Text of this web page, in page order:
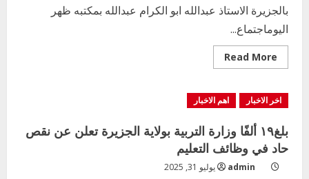
بالجزيرة الاستاذ عبدالله ابو الكرام عبدالله بمكتبه ظهر
اليوماجتماع...
Read More
more
العام
لوزارة
والتعليم
بالجزيرة
يجتمع
بمدير
العقارات
والادارة
اخر الاخبار اهم الاخبار
بلغ١٩ ألفًا وزارة التربية بولاية الجزيرة تعلن عن نقص
حاد في وظائف التعليم
admin يوليو 31, 2025